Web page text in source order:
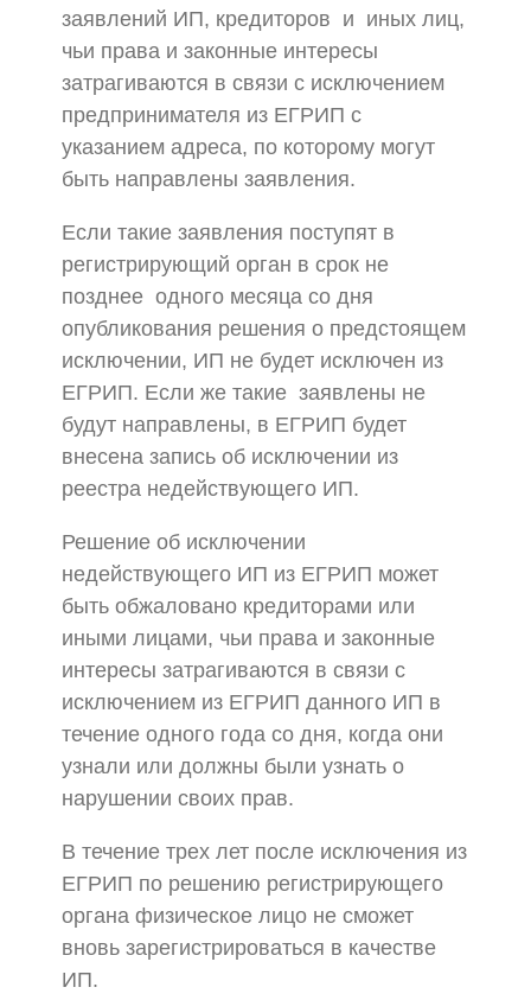
заявлений ИП, кредиторов и иных лиц,
чьи права и законные интересы
затрагиваются в связи с исключением
предпринимателя из ЕГРИП с
указанием адреса, по которому могут
быть направлены заявления.
Если такие заявления поступят в
регистрирующий орган в срок не
позднее одного месяца со дня
опубликования решения о предстоящем
исключении, ИП не будет исключен из
ЕГРИП. Если же такие заявлены не
будут направлены, в ЕГРИП будет
внесена запись об исключении из
реестра недействующего ИП.
Решение об исключении
недействующего ИП из ЕГРИП может
быть обжаловано кредиторами или
иными лицами, чьи права и законные
интересы затрагиваются в связи с
исключением из ЕГРИП данного ИП в
течение одного года со дня, когда они
узнали или должны были узнать о
нарушении своих прав.
В течение трех лет после исключения из
ЕГРИП по решению регистрирующего
органа физическое лицо не сможет
вновь зарегистрироваться в качестве
ИП.